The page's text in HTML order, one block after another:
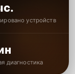
устройств
диагностика